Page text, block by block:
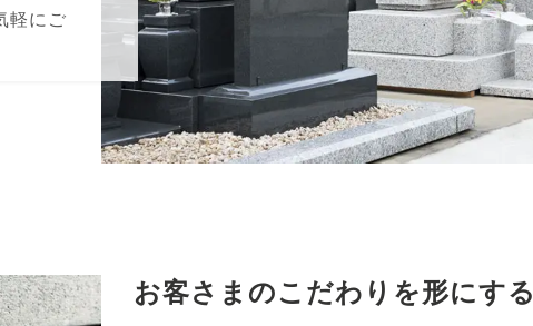
軽にご
お客さまのこだわりを形にする